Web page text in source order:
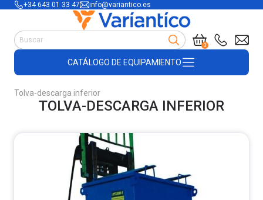
+34 643 01 33 47 info@variantico.es
0
CATÁLOGO DE EQUIPAMIENTO
Accesorios para carretillas
Útiles de almacén
Productos de plástico y madera
Encofrado
Tolva-descarga inferior
TOLVA-DESCARGA INFERIOR